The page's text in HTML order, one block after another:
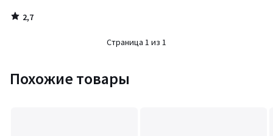
2,7
/
Страница 1 из 1
Похожие товары